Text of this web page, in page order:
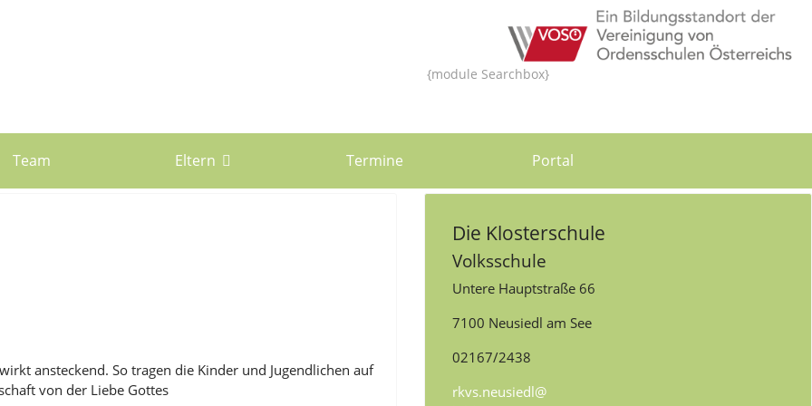
{module Searchbox}
Team Eltern Termine Portal
ansteckend. So tragen die Kinder und Jugendlichen auf
von der Liebe Gottes
Die Klosterschule
Volksschule
Untere Hauptstraße 66
7100 Neusiedl am See
02167/2438
rkvs.neusiedl@